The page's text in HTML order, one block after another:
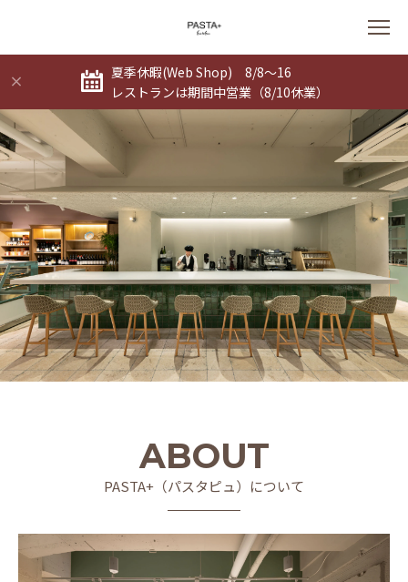
夏季休暇(Web Shop) 8/8～16
レストランは期間中営業（8/10休業）
ABOUT
PASTA+（パスタピュ）について